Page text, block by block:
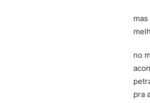
no
pra